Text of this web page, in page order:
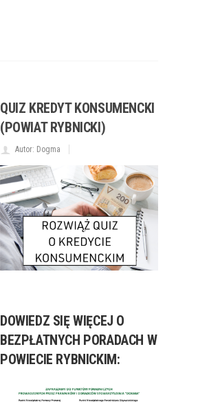
QUIZ KREDYT KONSUMENCKI
(POWIAT RYBNICKI)
Autor: Dogma
DOWIEDZ SIĘ WIĘCEJ O
BEZPŁATNYCH PORADACH W
POWIECIE RYBNICKIM: